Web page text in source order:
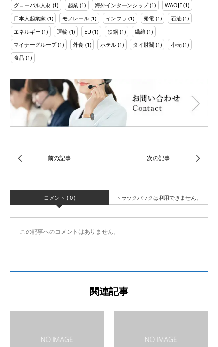
グローバル人材 (1) 起業 (1) 海外インターンシップ(1) WAOJE (1)
日本人起業家 (1) モノレール (1) インフラ (1) 発電 (1) 石油 (1)
エネルギー (1) 運輸 (1) EU (1) 鉄鋼 (1) 繊維 (1)
マイナーグループ(1) 外食 (1) ホテル (1) タイ財閥 (1) 小売 (1)
食品 (1)
コメント ( 0 ) トラックバックは利用できません。
この記事へのコメントはありません。
関連記事